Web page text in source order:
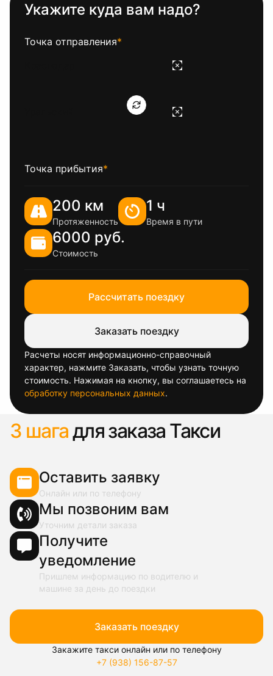
Укажите куда вам надо?
Точка отправления*
Точка прибытия*
200 км
Протяженность
1 ч
Время в пути
6000 руб.
Стоимость
Рассчитать поездку
Заказать поездку
Расчеты носят информационно-справочный
характер, нажмите Заказать, чтобы узнать точную
стоимость. Нажимая на кнопку, вы соглашаетесь на
обработку персональных данных.
3 шагадля заказа Такси
Оставить заявку
Онлайн или по телефону
Мы позвоним вам
Уточним детали заказа
Получите
уведомление
Пришлем информацию по водителю и
машине за день до поездки
Заказать поездку
Закажите такси онлайн или по телефону
+7 (938) 156-87-57